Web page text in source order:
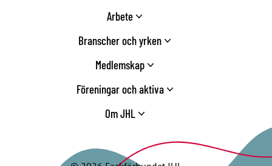
Arbete
Branscher och yrken
Medlemskap
Föreningar och aktiva
Om JHL